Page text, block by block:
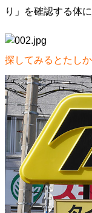
り」を確認する体
探してみるとたし